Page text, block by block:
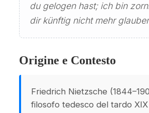
du gelogen hast; ich bin
dir künftig nicht mehr
Origine e Contesto
Friedrich Nietzsche
filosofo tedesco del tardo